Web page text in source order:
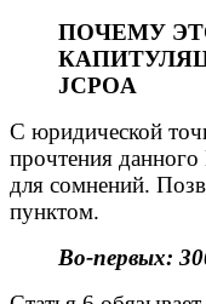
ПОЧЕМУ
JCPOA
С юридической
прочтения
для сомнений.
пунктом.
Во-первых: